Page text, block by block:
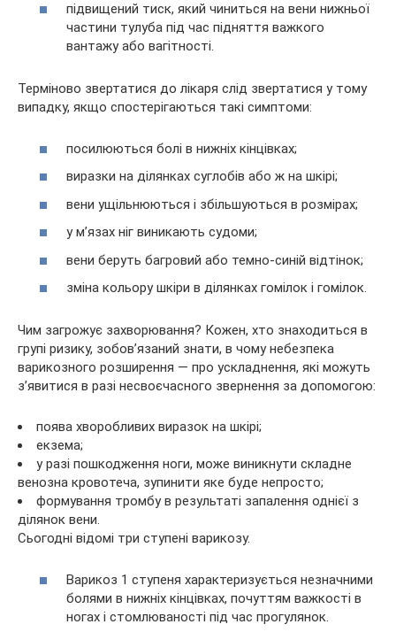
підвищений тиск, який чиниться на вени нижньої
частини тулуба під час підняття важкого
вантажу або вагітності.
Терміново звертатися до лікаря слід звертатися у тому
випадку, якщо спостерігаються такі симптоми:
посилюються болі в нижніх кінцівках;
виразки на ділянках суглобів або ж на шкірі;
вени ущільнюються і збільшуються в розмірах;
у м’язах ніг виникають судоми;
вени беруть багровий або темно-синій відтінок;
зміна кольору шкіри в ділянках гомілок і гомілок.
Чим загрожує захворювання? Кожен, хто знаходиться в
групі ризику, зобов’язаний знати, в чому небезпека
варикозного розширення — про ускладнення, які можуть
з’явитися в разі несвоєчасного звернення за допомогою:
поява хворобливих виразок на шкірі;
екзема;
у разі пошкодження ноги, може виникнути складне
венозна кровотеча, зупинити яке буде непросто;
формування тромбу в результаті запалення однієї з
ділянок вени.
Сьогодні відомі три ступені варикозу.
Варикоз 1 ступеня характеризується незначними
болями в нижніх кінцівках, почуттям важкості в
ногах і стомлюваності під час прогулянок.